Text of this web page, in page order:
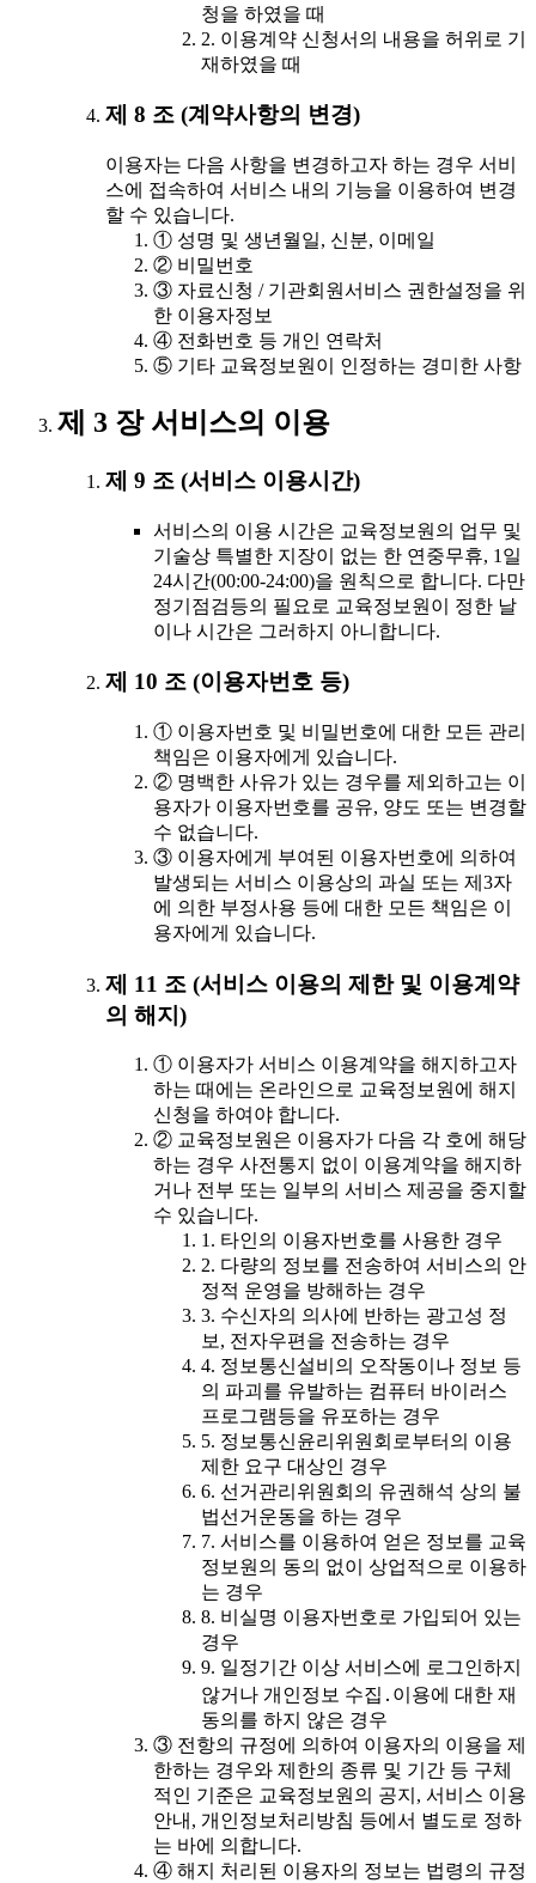
청을 하였을 때
2. 이용계약 신청서의 내용을 허위로 기
재하였을 때
제 8 조 (계약사항의 변경)
이용자는 다음 사항을 변경하고자 하는 경우 서비
스에 접속하여 서비스 내의 기능을 이용하여 변경
할 수 있습니다.
① 성명 및 생년월일, 신분, 이메일
② 비밀번호
③ 자료신청 / 기관회원서비스 권한설정을 위
한 이용자정보
④ 전화번호 등 개인 연락처
⑤ 기타 교육정보원이 인정하는 경미한 사항
제 3 장 서비스의 이용
제 9 조 (서비스 이용시간)
서비스의 이용 시간은 교육정보원의 업무 및
기술상 특별한 지장이 없는 한 연중무휴, 1일
24시간(00:00-24:00)을 원칙으로 합니다. 다만
정기점검등의 필요로 교육정보원이 정한 날
이나 시간은 그러하지 아니합니다.
제 10 조 (이용자번호 등)
① 이용자번호 및 비밀번호에 대한 모든 관리
책임은 이용자에게 있습니다.
② 명백한 사유가 있는 경우를 제외하고는 이
용자가 이용자번호를 공유, 양도 또는 변경할
수 없습니다.
③ 이용자에게 부여된 이용자번호에 의하여
발생되는 서비스 이용상의 과실 또는 제3자
에 의한 부정사용 등에 대한 모든 책임은 이
용자에게 있습니다.
제 11 조 (서비스 이용의 제한 및 이용계약
의 해지)
① 이용자가 서비스 이용계약을 해지하고자
하는 때에는 온라인으로 교육정보원에 해지
신청을 하여야 합니다.
② 교육정보원은 이용자가 다음 각 호에 해당
하는 경우 사전통지 없이 이용계약을 해지하
거나 전부 또는 일부의 서비스 제공을 중지할
수 있습니다.
1. 타인의 이용자번호를 사용한 경우
2. 다량의 정보를 전송하여 서비스의 안
정적 운영을 방해하는 경우
3. 수신자의 의사에 반하는 광고성 정
보, 전자우편을 전송하는 경우
4. 정보통신설비의 오작동이나 정보 등
의 파괴를 유발하는 컴퓨터 바이러스
프로그램등을 유포하는 경우
5. 정보통신윤리위원회로부터의 이용
제한 요구 대상인 경우
6. 선거관리위원회의 유권해석 상의 불
법선거운동을 하는 경우
7. 서비스를 이용하여 얻은 정보를 교육
정보원의 동의 없이 상업적으로 이용하
는 경우
8. 비실명 이용자번호로 가입되어 있는
경우
9. 일정기간 이상 서비스에 로그인하지
않거나 개인정보 수집․이용에 대한 재
동의를 하지 않은 경우
③ 전항의 규정에 의하여 이용자의 이용을 제
한하는 경우와 제한의 종류 및 기간 등 구체
적인 기준은 교육정보원의 공지, 서비스 이용
안내, 개인정보처리방침 등에서 별도로 정하
는 바에 의합니다.
④ 해지 처리된 이용자의 정보는 법령의 규정